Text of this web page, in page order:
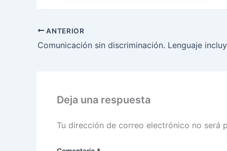
ANTERIOR
Deja una respuesta
Tu dirección de correo electrónico no será